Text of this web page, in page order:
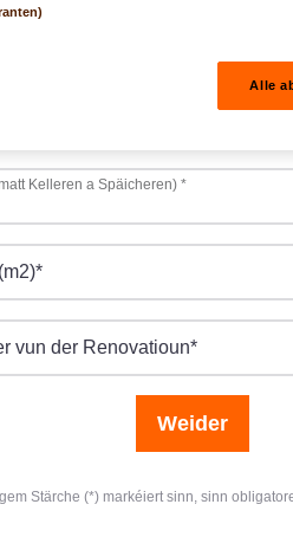
vun engem Privathaus/enger
Kelleren a Späicheren) *
*
vun der Renovatioun*
Weider
Stärche (*) markéiert sinn, sinn
Alle